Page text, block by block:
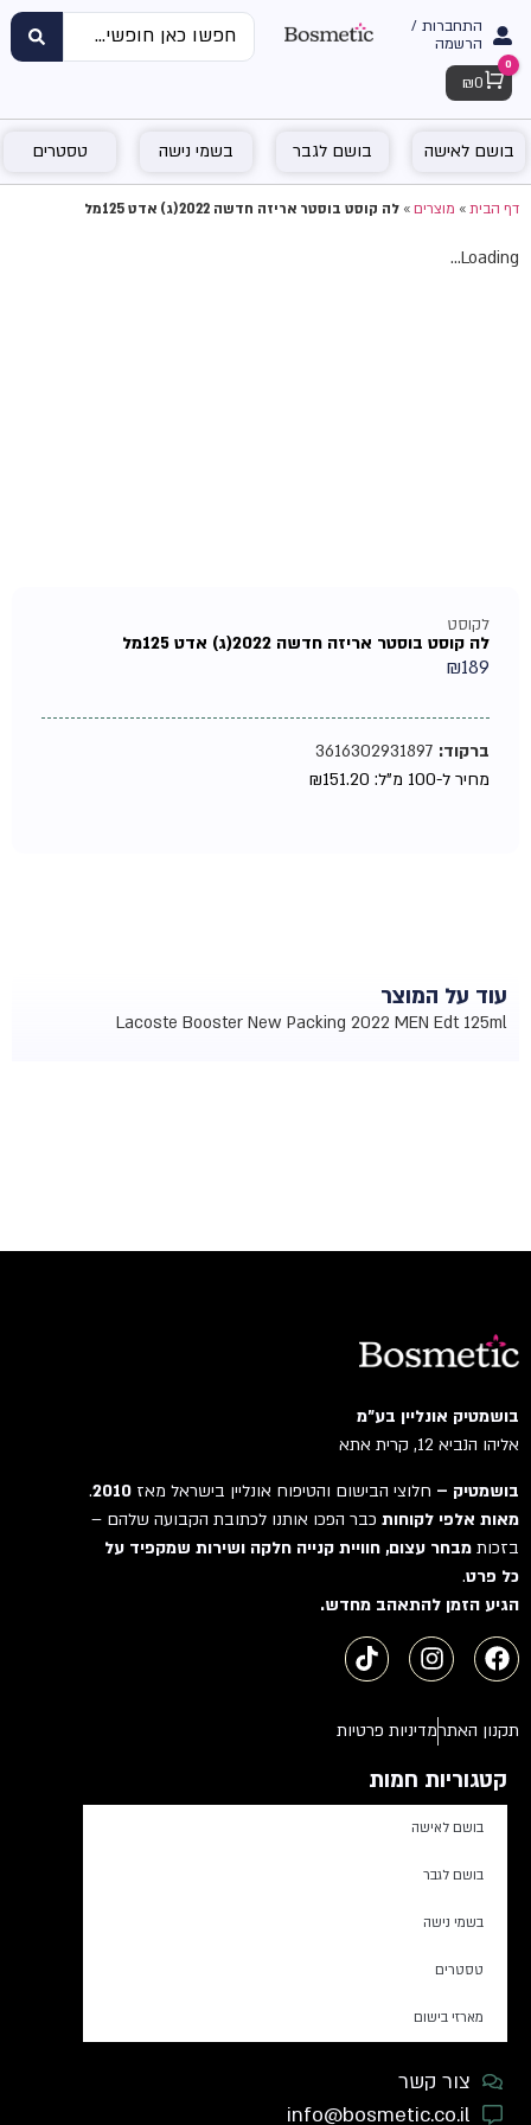
התחברות /
הרשמה
Cart
0
₪ 0
בושם לאישה בושם לגבר בשמי נישה טסטרים
דף הבית»מוצרים»לה קוסט בוסטר אריזה חדשה 2022(ג) אדט 125מל
Loading...
לקוסט
לה קוסט בוסטר אריזה חדשה 2022(ג) אדט 125מל
₪189
ברקוד:3616302931897
מחיר ל-100 מ"ל:
₪151.20
עוד על המוצר
Lacoste Booster New Packing 2022 MEN Edt 125ml
בושמטיק אונליין בע"מ
אליהו הנביא 12, קרית אתא
בושמטיק –חלוצי הבישום והטיפוח אונליין בישראל מאז2010
.
מאות אלפי לקוחותכבר הפכו אותנו לכתובת הקבועה שלהם –
בזכותמבחר עצום, חוויית קנייה חלקה ושירות שמקפיד על
כל פרט.
הגיע הזמן להתאהב מחדש.
תקנון האתרמדיניות פרטיות
קטגוריות חמות
בושם לאישה
בושם לגבר
בשמי נישה
טסטרים
מארזי בישום
צור קשר
info@bosmetic.co.il